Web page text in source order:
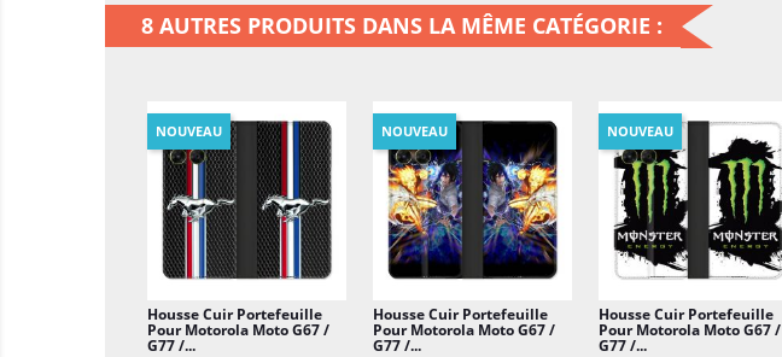
8 AUTRES PRODUITS DANS LA MÊME CATÉGORIE :
Housse Cuir Portefeuille
Pour Motorola Moto G67 /
G77 /...
NOUVEAU
Housse Cuir Portefeuille
Pour Motorola Moto G67 /
G77 /...
NOUVEAU
Housse Cuir Portefeuille
Pour Motorola Moto G67 /
G77 /...
NOUVEAU